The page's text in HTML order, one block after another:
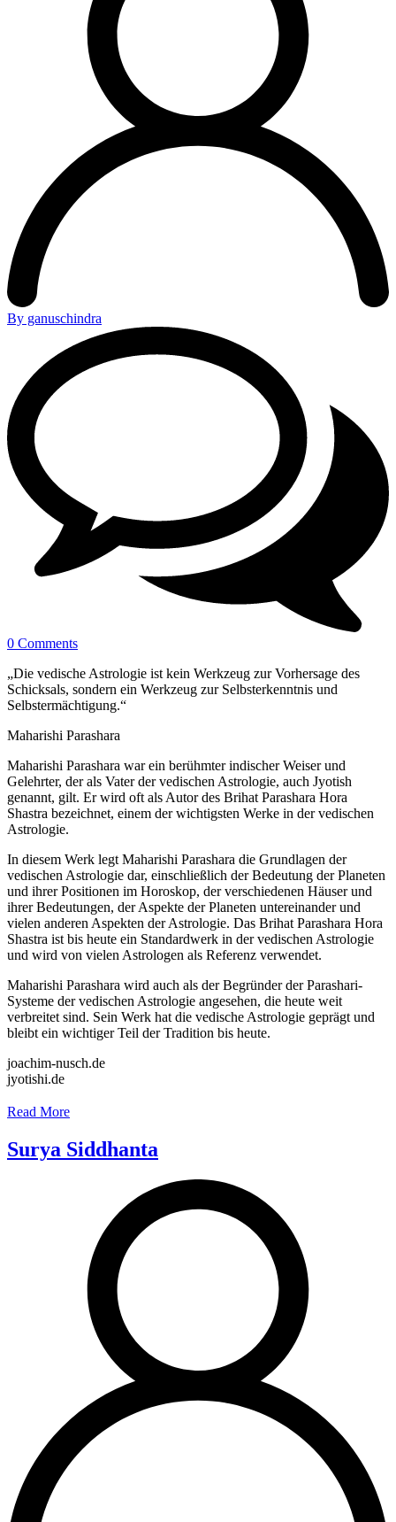
By ganuschindra
0 Comments
„Die vedische Astrologie ist kein Werkzeug zur Vorhersage des
Schicksals, sondern ein Werkzeug zur Selbsterkenntnis und
Selbstermächtigung.“
Maharishi Parashara
Maharishi Parashara war ein berühmter indischer Weiser und
Gelehrter, der als Vater der vedischen Astrologie, auch Jyotish
genannt, gilt. Er wird oft als Autor des Brihat Parashara Hora
Shastra bezeichnet, einem der wichtigsten Werke in der vedischen
Astrologie.
In diesem Werk legt Maharishi Parashara die Grundlagen der
vedischen Astrologie dar, einschließlich der Bedeutung der Planeten
und ihrer Positionen im Horoskop, der verschiedenen Häuser und
ihrer Bedeutungen, der Aspekte der Planeten untereinander und
vielen anderen Aspekten der Astrologie. Das Brihat Parashara Hora
Shastra ist bis heute ein Standardwerk in der vedischen Astrologie
und wird von vielen Astrologen als Referenz verwendet.
Maharishi Parashara wird auch als der Begründer der Parashari-
Systeme der vedischen Astrologie angesehen, die heute weit
verbreitet sind. Sein Werk hat die vedische Astrologie geprägt und
bleibt ein wichtiger Teil der Tradition bis heute.
joachim-nusch.de
jyotishi.de
Read More
Surya Siddhanta